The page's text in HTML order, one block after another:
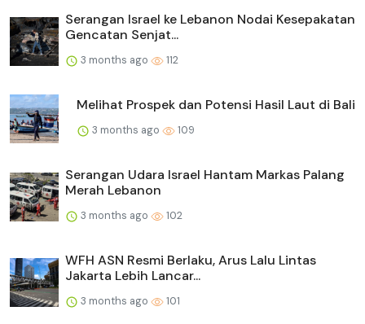
Serangan Israel ke Lebanon Nodai Kesepakatan
Gencatan Senjat...
3 months ago 112
Melihat Prospek dan Potensi Hasil Laut di Bali
3 months ago 109
Serangan Udara Israel Hantam Markas Palang
Merah Lebanon
3 months ago 102
WFH ASN Resmi Berlaku, Arus Lalu Lintas
Jakarta Lebih Lancar...
3 months ago 101